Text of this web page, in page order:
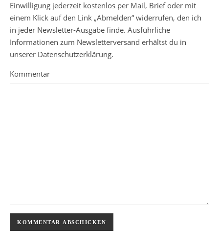
Einwilligung jederzeit kostenlos per Mail, Brief oder mit
einem Klick auf den Link „Abmelden“ widerrufen, den ich
in jeder Newsletter-Ausgabe finde. Ausführliche
Informationen zum Newsletterversand erhältst du in
unserer Datenschutzerklärung.
Kommentar